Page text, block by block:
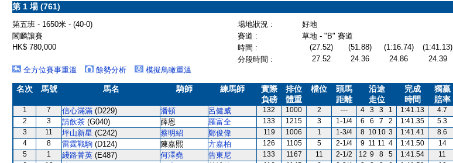
第 1 場 (761)
第五班 - 1650米 - (40-0) 場地狀況 :
好地
閣麟讓賽
賽道 :
草地 - "B" 賽道
HK$ 780,000
時間 : (27.52) (51.88) (1:16.74)
(1:41.13)
分段時間 :
27.52 24.36 24.86
24.39
全方位賽事重溫
餘勢分析 模擬鳥瞰重溫
名次 馬號 馬名 騎師 練馬師
實際
負磅
排位
體重
檔位
頭馬
距離
沿途
走位
完成
時間
獨贏
賠率
1 7 信心滿滿 (D229) 潘頓 呂健威 132 1000 2 --- 4 3 3 1 1:41.13
4.7
2
3 請飲茶 (G040) 薛恩 羅富全 133 1215 3 1-1/4 6 6 7 2 1:41.35
5.3
3
11 坪山新星 (C242) 蔡明紹 鄭俊偉 119 1006 1 1-3/4 8 10 10 3 1:41.41
8.6
4
8 雷霆戰駒 (D124) 陳嘉熙 方嘉柏 126 1105 5 2-1/4 9 11 11 4 1:41.50
14
5
1 綫路菁英 (E487) 何澤堯 告東尼 133 1167 11 2-1/2 12 9 8 5 1:41.54
11